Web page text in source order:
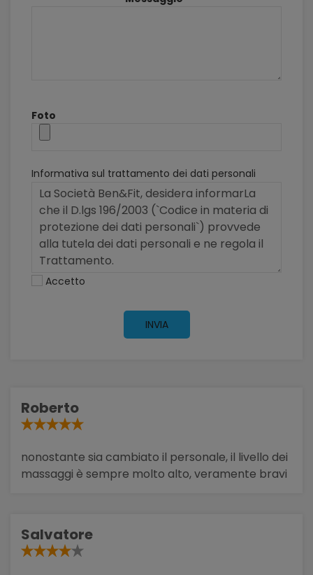
Foto
Informativa sul trattamento dei dati personali
Accetto
INVIA
Roberto
nonostante sia cambiato il personale, il livello dei
massaggi è sempre molto alto, veramente bravi
Salvatore